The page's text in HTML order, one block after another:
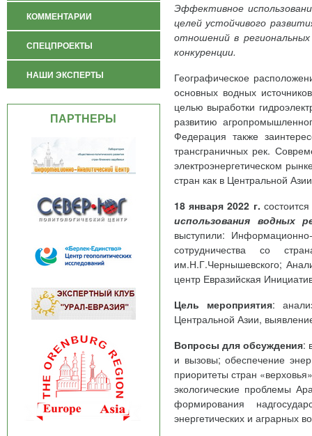
КОММЕНТАРИИ
СПЕЦПРОЕКТЫ
НАШИ ЭКСПЕРТЫ
ПАРТНЕРЫ
Эффективное
целей устойчивого
отношений в
конкуренции.
Географическое
основных водных
целью выработки
развитию
Федерация также
трансграничных рек.
электроэнергетическом
стран как в Центральной
18 января 2022 г.
использования водных
выступили:
сотрудничества со
им.Н.Г.Чернышевского;
центр Евразийская
Цель мероприятия:
Центральной Азии,
Вопросы для обсуждения:
и вызовы; обеспечение
приоритеты стран
экологические проблемы
формирования
энергетических и аграрных